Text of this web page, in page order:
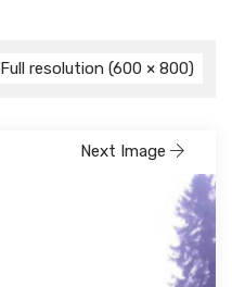
Full resolution (600 × 800)
Next Image